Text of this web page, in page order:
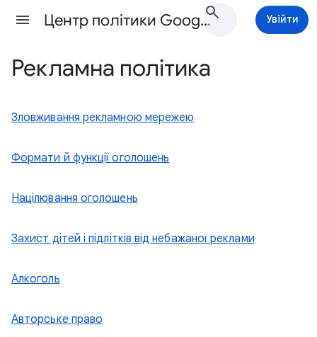
Центр політики Google Ads Довідка Увійти
Рекламна політика
Зловживання рекламною мережею
Формати й функції оголошень
Націлювання оголошень
Захист дітей і підлітків від небажаної реклами
Алкоголь
Авторське право